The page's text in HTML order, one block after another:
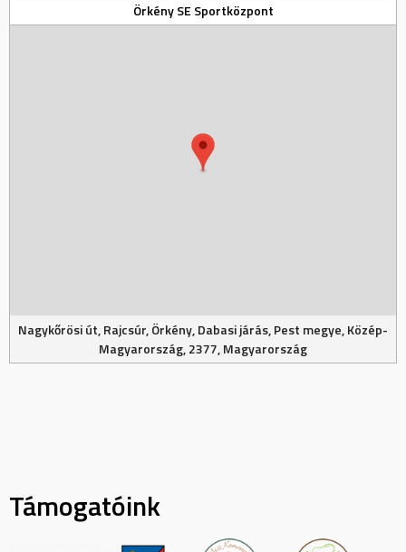
Örkény SE Sportközpont
Nagykőrösi út, Rajcsúr, Örkény, Dabasi járás, Pest megye, Közép-
Magyarország, 2377, Magyarország
Támogatóink